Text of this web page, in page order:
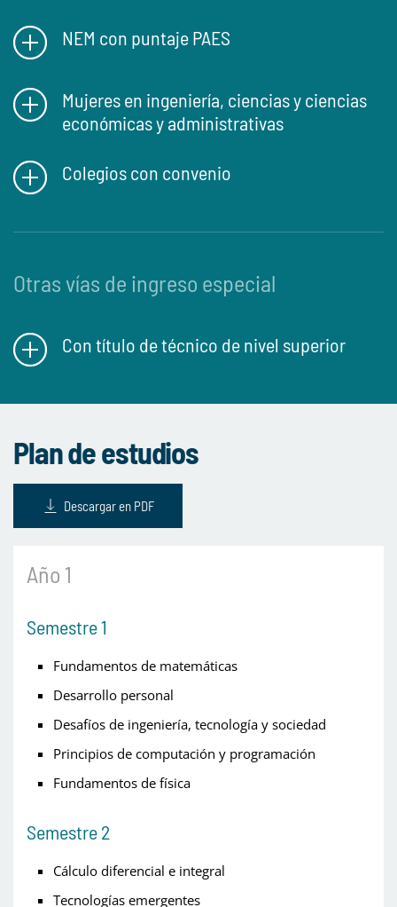
NEM con puntaje PAES
Mujeres en ingeniería, ciencias y ciencias
económicas y administrativas
Colegios con convenio
Otras vías de ingreso especial
Con título de técnico de nivel superior
Plan de estudios
Descargar en PDF
Año 1
Semestre 1
Fundamentos de matemáticas
Desarrollo personal
Desafíos de ingeniería, tecnología y sociedad
Principios de computación y programación
Fundamentos de física
Semestre 2
Cálculo diferencial e integral
Tecnologías emergentes